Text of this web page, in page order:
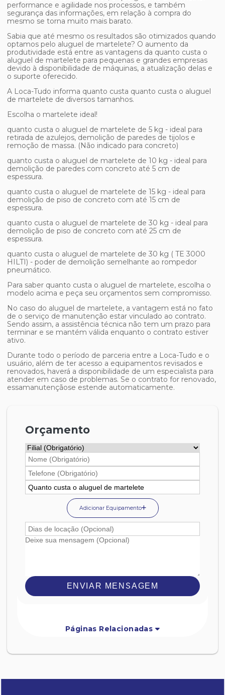
performance e agilidade nos processos, e também
segurança das informações, em relação à compra do
mesmo se torna muito mais barato.
Sabia que até mesmo os resultados são otimizados quando
optamos pelo aluguel de martelete? O aumento da
produtividade está entre as vantagens da quanto custa o
aluguel de martelete para pequenas e grandes empresas
devido à disponibilidade de máquinas, a atualização delas e
o suporte oferecido.
A Loca-Tudo informa quanto custa quanto custa o aluguel
de martelete de diversos tamanhos.
Escolha o martelete ideal!
quanto custa o aluguel de martelete de 5 kg - ideal para
retirada de azulejos, demolição de paredes de tijolos e
remoção de massa. (Não indicado para concreto)
quanto custa o aluguel de martelete de 10 kg - ideal para
demolição de paredes com concreto até 5 cm de
espessura.
quanto custa o aluguel de martelete de 15 kg - ideal para
demolição de piso de concreto com até 15 cm de
espessura.
quanto custa o aluguel de martelete de 30 kg - ideal para
demolição de piso de concreto com até 25 cm de
espessura.
quanto custa o aluguel de martelete de 30 kg ( TE 3000
HILTI) - poder de demolição semelhante ao rompedor
pneumático.
Para saber quanto custa o aluguel de martelete, escolha o
modelo acima e peça seu orçamentos sem compromisso.
No caso do aluguel de martelete, a vantagem está no fato
de o serviço de manutenção estar vinculado ao contrato.
Sendo assim, a assistência técnica não tem um prazo para
terminar e se mantém válida enquanto o contrato estiver
ativo.
Durante todo o período de parceria entre a Loca-Tudo e o
usuário, além de ter acesso a equipamentos revisados e
renovados, haverá a disponibilidade de um especialista para
atender em caso de problemas. Se o contrato for renovado,
essamanutençãose estende automaticamente.
Orçamento
Adicionar Equipamento
ENVIAR MENSAGEM
Páginas Relacionadas